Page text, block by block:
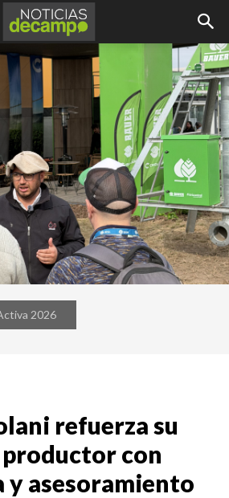
2026
refuerza su
productor con
y asesoramiento